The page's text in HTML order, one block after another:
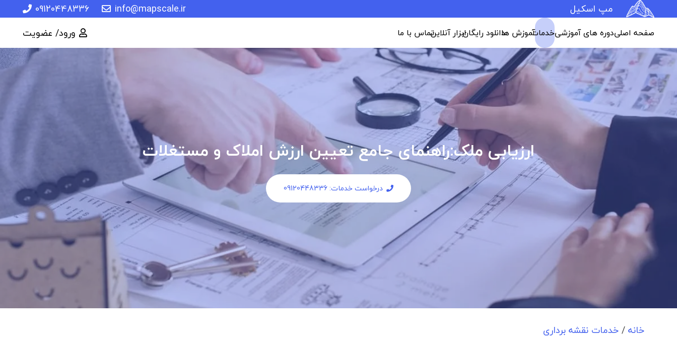
مپ اسکیل info@mapscale.ir
09120448336
صفحه اصلیدوره های آموزشیخدماتآموزش هادانلود رایگانابزار آنلاینتماس با ما ورود/ عضویت
ارزیابی ملک:راهنمای جامع تعیین ارزش املاک و مستغلات
درخواست خدمات: 09120448336
خانه/خدمات نقشه برداری